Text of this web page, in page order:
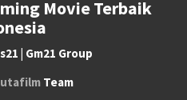
Movie Terbaik
| Gm21 Group
Team